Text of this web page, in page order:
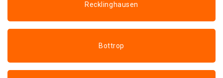
Recklinghausen
Bottrop